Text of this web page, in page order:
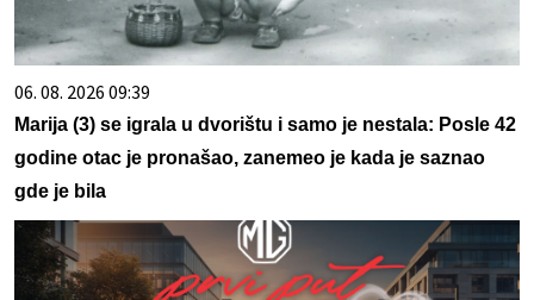
06. 08. 2026 09:39
Marija (3) se igrala u dvorištu i samo je nestala: Posle 42
godine otac je pronašao, zanemeo je kada je saznao
gde je bila